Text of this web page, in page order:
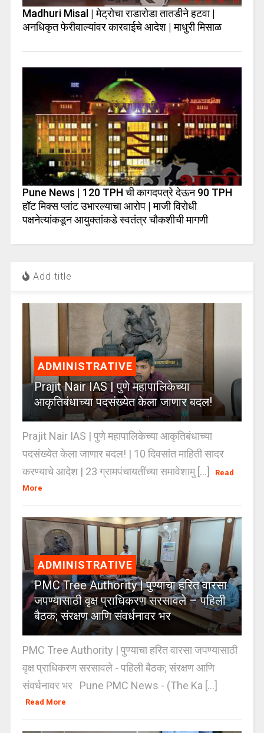
Madhuri Misal | मेट्रोचा राडारोडा तातडीने हटवा |
अनधिकृत फेरीवाल्यांवर कारवाईचे आदेश | माधुरी मिसाळ
Pune News | 120 TPH ची कागदपत्रे देऊन 90 TPH
हॉट मिक्स प्लांट उभारल्याचा आरोप | माजी विरोधी
पक्षनेत्यांकडून आयुक्तांकडे स्वतंत्र चौकशीची मागणी
Add title
ADMINISTRATIVE
Prajit Nair IAS | पुणे महापालिकेच्या
आकृतिबंधाच्या पदसंख्येत केला जाणार बदल!
Prajit Nair IAS | पुणे महापालिकेच्या आकृतिबंधाच्या
पदसंख्येत केला जाणार बदल! | 10 दिवसांत माहिती सादर
करण्याचे आदेश | 23 ग्रामपंचायतींच्या समावेशामु [...]
Read
More
ADMINISTRATIVE
PMC Tree Authority | पुण्याचा हरित वारसा
जपण्यासाठी वृक्ष प्राधिकरण सरसावले – पहिली
बैठक; संरक्षण आणि संवर्धनावर भर
PMC Tree Authority | पुण्याचा हरित वारसा जपण्यासाठी
वृक्ष प्राधिकरण सरसावले - पहिली बैठक; संरक्षण आणि
संवर्धनावर भर Pune PMC News - (The Ka [...]
Read More